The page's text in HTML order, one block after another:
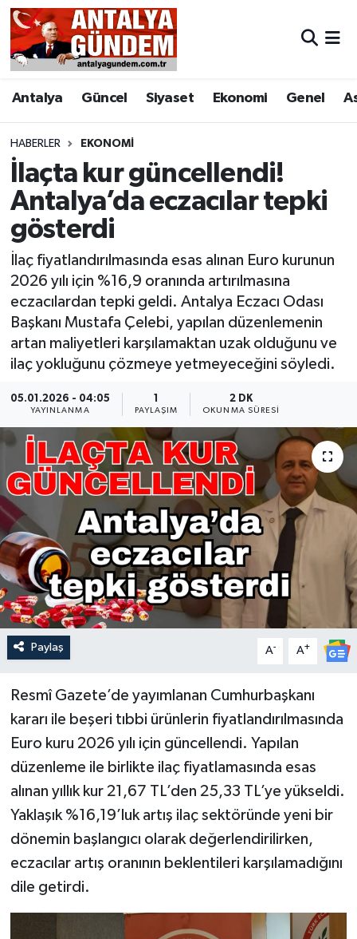
Antalya Güncel Siyaset Ekonomi Genel
HABERLER EKONOMI
İlaçta kur güncellendi!
Antalya’da eczacılar tepki
gösterdi
İlaç fiyatlandırılmasında esas alınan Euro kurunun
2026 yılı için %16,9 oranında artırılmasına
eczacılardan tepki geldi. Antalya Eczacı Odası
Başkanı Mustafa Çelebi, yapılan düzenlemenin
artan maliyetleri karşılamaktan uzak olduğunu ve
ilaç yokluğunu çözmeye yetmeyeceğini söyledi.
05.01.2026 - 04:05
YAYINLANMA
1
PAYLAŞIM
2 DK
OKUNMA SÜRESI
Paylaş A- A+
Resmî Gazete’de yayımlanan Cumhurbaşkanı
kararı ile beşeri tıbbi ürünlerin fiyatlandırılmasında
Euro kuru 2026 yılı için güncellendi. Yapılan
düzenleme ile birlikte ilaç fiyatlamasında esas
alınan yıllık kur 21,67 TL’den 25,33 TL’ye yükseldi.
Yaklaşık %16,19’luk artış ilaç sektöründe yeni bir
dönemin başlangıcı olarak değerlendirilirken,
eczacılar artış oranının beklentileri karşılamadığını
dile getirdi.
Antalya
Asayiş
Bilim & Teknoloji
Bölge
EĞİTİM
Ekonomi
Genel
Görüntülü Haber
Kültür & Sanat
Magazin
Resmi İlan
Sağlık & Yaşam
Siyaset
Spor
Antalya Nöbetçi Eczaneler
Antalya Hava Durumu
Antalya Namaz Vakitleri
Antalya Trafik Yoğunluk Haritası
Süper Lig Puan Durumu ve Fikstür
Tüm Manşetler
Son Dakika Haberleri
Haber Arşivi